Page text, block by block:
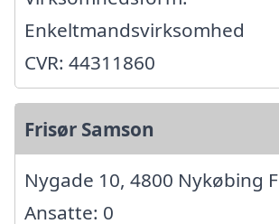
Enkeltmandsvirksomhed
CVR: 44311860
Frisør Samson
Nygade 10, 4800 Nykøbing F
Ansatte: 0